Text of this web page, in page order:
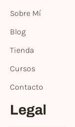
Sobre Mí
Blog
Tienda
Cursos
Contacto
Legal